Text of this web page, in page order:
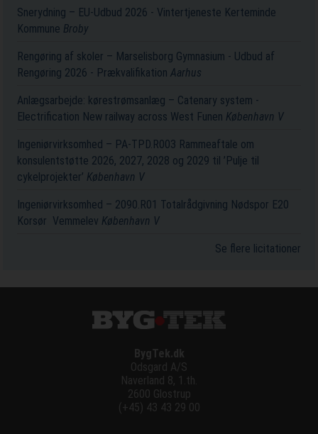
Snerydning – EU-Udbud 2026 - Vintertjeneste Kerteminde
Kommune Broby
Rengøring af skoler – Marselisborg Gymnasium - Udbud af
Rengøring 2026 - PrækvalifikationAarhus
Anlægsarbejde: kørestrømsanlæg – Catenary system -
Electrification New railway across West Funen København V
Ingeniørvirksomhed – PA-TPD.R003 Rammeaftale om
konsulentstøtte 2026, 2027, 2028 og 2029 til ’Pulje til
cykelprojekter’ København V
Ingeniørvirksomhed – 2090.R01 Totalrådgivning Nødspor E20
Korsør ­ Vemmelev København V
Se flere licitationer
BygTek.dk
Odsgard A/S
Naverland 8, 1.th.
2600 Glostrup
(+45) 43 43 29 00